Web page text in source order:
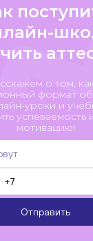
о том,
формат
уроки и
успеваемость
мотивацию!
Отправить